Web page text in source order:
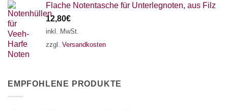
Flache Notentasche für Unterlegnoten, aus Filz
12,80€
inkl. MwSt.
zzgl. Versandkosten
EMPFOHLENE PRODUKTE